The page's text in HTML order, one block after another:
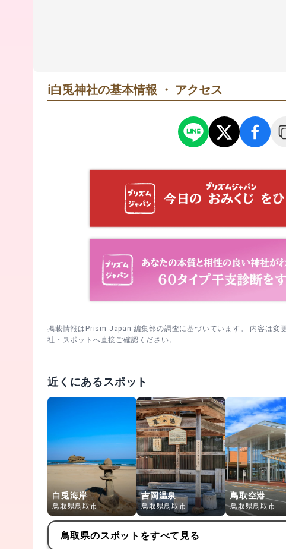
ℹ️白兎神社の基本情報 ・ アクセス
掲載情報はPrism Japan 編集部の調査に基づいています。 内容は変
社・スポットへ直接ご確認ください。
近くにあるスポット
白兎海岸
鳥取県鳥取市
吉岡温泉
鳥取県鳥取市
鳥取空港
鳥取県鳥取市
鳥取県のスポットをすべて見る